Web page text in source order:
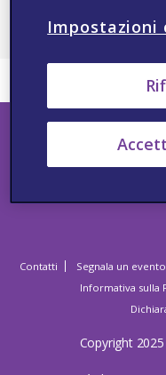
pain, consetetur
Contatti Segnala un
Informativa sulla
Copyright
Impostazioni